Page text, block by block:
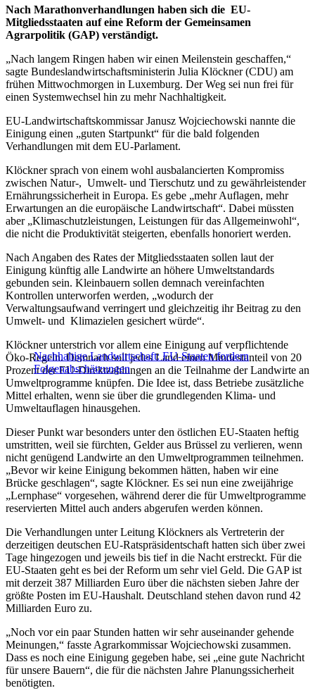
Nach Marathonverhandlungen haben sich die EU-
Mitgliedsstaaten auf eine Reform der Gemeinsamen
Agrarpolitik (GAP) verständigt.
„Nach langem Ringen haben wir einen Meilenstein geschaffen,“
sagte Bundeslandwirtschaftsministerin Julia Klöckner (CDU) am
frühen Mittwochmorgen in Luxemburg. Der Weg sei nun frei für
einen Systemwechsel hin zu mehr Nachhaltigkeit.
EU-Landwirtschaftskommissar Janusz Wojciechowski nannte die
Einigung einen „guten Startpunkt“ für die bald folgenden
Verhandlungen mit dem EU-Parlament.
Klöckner sprach von einem wohl ausbalancierten Kompromiss
zwischen Natur-, Umwelt- und Tierschutz und zu gewährleistender
Ernährungssicherheit in Europa. Es gebe „mehr Auflagen, mehr
Erwartungen an die europäische Landwirtschaft“. Dabei müssten
aber „Klimaschutzleistungen, Leistungen für das Allgemeinwohl“,
die nicht die Produktivität steigerten, ebenfalls honoriert werden.
Nach Angaben des Rates der Mitgliedsstaaten sollen laut der
Einigung künftig alle Landwirte an höhere Umweltstandards
gebunden sein. Kleinbauern sollen demnach vereinfachten
Kontrollen unterworfen werden, „wodurch der
Verwaltungsaufwand verringert und gleichzeitig ihr Beitrag zu den
Umwelt- und Klimazielen gesichert würde“.
Nachhaltige Landwirtschaft: EU-Staaten fordern
Folgenabschätzungen
Klöckner unterstrich vor allem eine Einigung auf verpflichtende
Öko-Regeln. Demnach soll jedes Land einen Mindestanteil von 20
Prozent der EU-Direktzahlungen an die Teilnahme der Landwirte an
Umweltprogramme knüpfen. Die Idee ist, dass Betriebe zusätzliche
Mittel erhalten, wenn sie über die grundlegenden Klima- und
Umweltauflagen hinausgehen.
Dieser Punkt war besonders unter den östlichen EU-Staaten heftig
umstritten, weil sie fürchten, Gelder aus Brüssel zu verlieren, wenn
nicht genügend Landwirte an den Umweltprogrammen teilnehmen.
„Bevor wir keine Einigung bekommen hätten, haben wir eine
Brücke geschlagen“, sagte Klöckner. Es sei nun eine zweijährige
„Lernphase“ vorgesehen, während derer die für Umweltprogramme
reservierten Mittel auch anders abgerufen werden können.
Die Verhandlungen unter Leitung Klöckners als Vertreterin der
derzeitigen deutschen EU-Ratspräsidentschaft hatten sich über zwei
Tage hingezogen und jeweils bis tief in die Nacht erstreckt. Für die
EU-Staaten geht es bei der Reform um sehr viel Geld. Die GAP ist
mit derzeit 387 Milliarden Euro über die nächsten sieben Jahre der
größte Posten im EU-Haushalt. Deutschland stehen davon rund 42
Milliarden Euro zu.
„Noch vor ein paar Stunden hatten wir sehr auseinander gehende
Meinungen,“ fasste Agrarkommissar Wojciechowski zusammen.
Dass es noch eine Einigung gegeben habe, sei „eine gute Nachricht
für unsere Bauern“, die für die nächsten Jahre Planungssicherheit
benötigten.